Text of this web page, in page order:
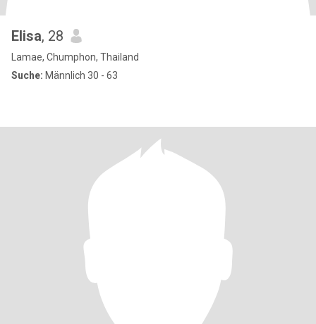
Elisa, 28
Lamae, Chumphon, Thailand
Suche: Männlich 30 - 63